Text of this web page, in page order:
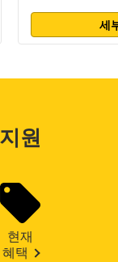
세
원
현재
혜택